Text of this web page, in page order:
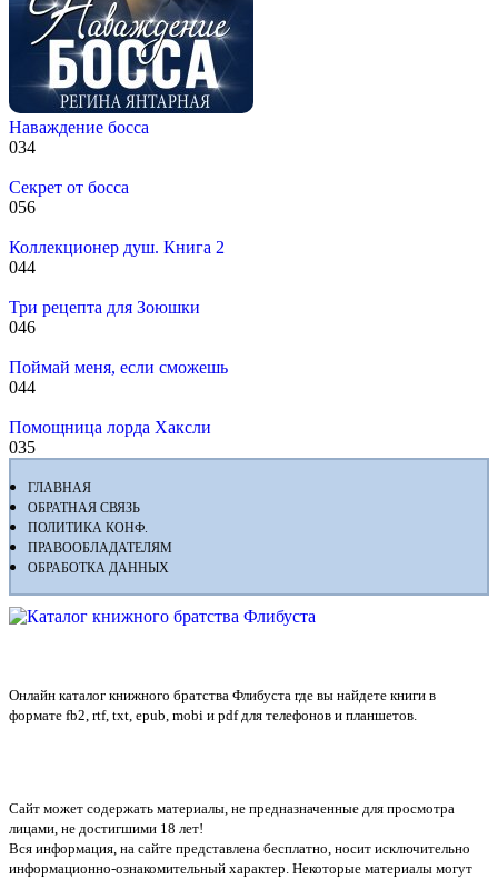
Наваждение босса
034
Секрет от босса
056
Коллекционер душ. Книга 2
044
Три рецепта для Зоюшки
046
Поймай меня, если сможешь
044
Помощница лорда Хаксли
035
ГЛАВНАЯ
ОБРАТНАЯ СВЯЗЬ
ПОЛИТИКА КОНФ.
ПРАВООБЛАДАТЕЛЯМ
ОБРАБОТКА ДАННЫХ
Онлайн каталог книжного братства Флибуста где вы найдете книги в
формате fb2, rtf, txt, epub, mobi и pdf для телефонов и планшетов.
Сайт может содержать материалы, не предназначенные для просмотра
лицами, не достигшими 18 лет!
Вся информация, на сайте представлена бесплатно, носит исключительно
информационно-ознакомительный характер. Некоторые материалы могут